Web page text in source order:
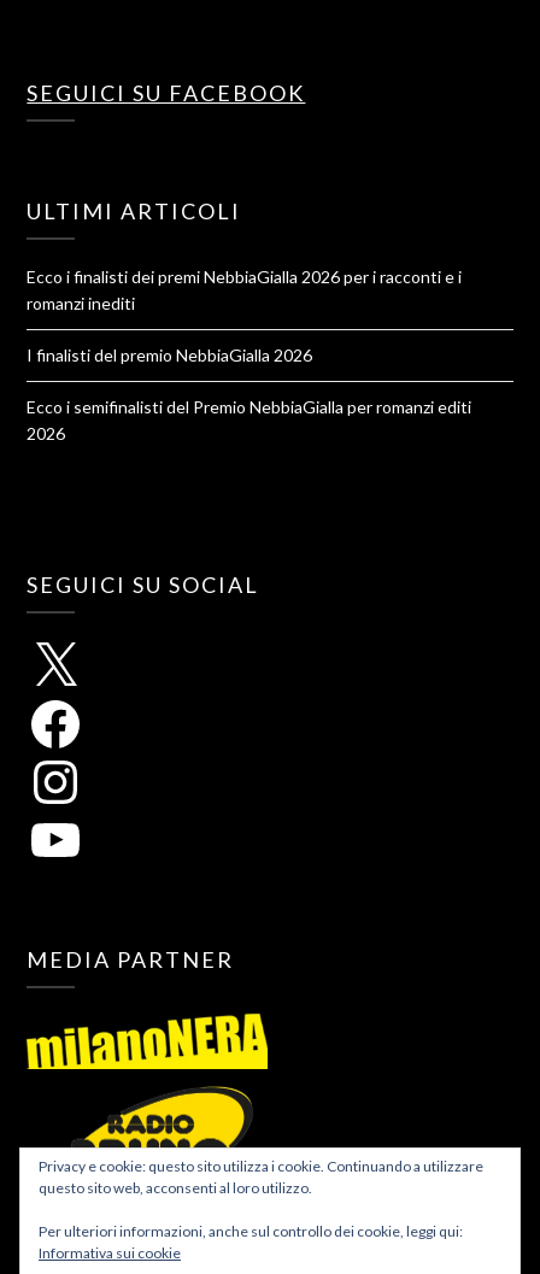
SEGUICI SU FACEBOOK
ULTIMI ARTICOLI
Ecco i finalisti dei premi NebbiaGialla 2026 per i racconti e i
romanzi inediti
I finalisti del premio NebbiaGialla 2026
Ecco i semifinalisti del Premio NebbiaGialla per romanzi editi
2026
SEGUICI SU SOCIAL
MEDIA PARTNER
Privacy e cookie: questo sito utilizza i cookie. Continuando a utilizzare
questo sito web, acconsenti al loro utilizzo.
Per ulteriori informazioni, anche sul controllo dei cookie, leggi qui:
Informativa sui cookie